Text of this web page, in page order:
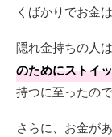
くばかりでお金
隠れ金持ちの人は
のためにストイ
持つに至ったので
さらに、お金が